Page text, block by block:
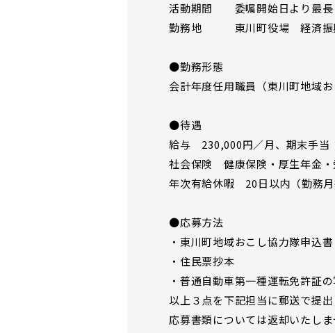
活動期間 委嘱開始日より最長
勤務地 東川町役場 経済振興
●勤務形態
会計年度任用職員（東川町地域お
●待遇
給与 230,000円／月、期末手当
社会保険 健康保険・厚生年金・
年次有給休暇 20日以内（勤務月
●応募方法
・東川町地域おこし協力隊申込
・住民票抄本
・普通自動車第一種運転免許証
以上３点を下記担当に郵送で提出
応募書類については返却いたし